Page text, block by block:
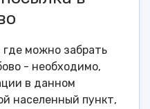
где можно забрать
- необходимо,
в данном
населенный пункт,